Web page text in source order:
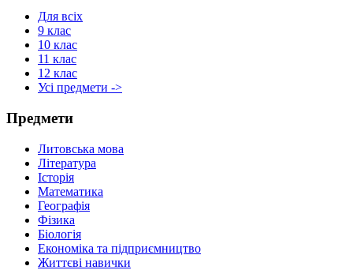
Для всіх
9 клас
10 клас
11 клас
12 клас
Усі предмети ->
Предмети
Литовська мова
Література
Історія
Математика
Географія
Фізика
Біологія
Економіка та підприємництво
Життєві навички